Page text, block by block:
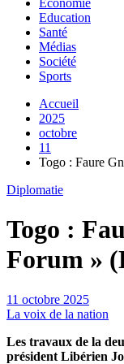
Education
Santé
Médias
Société
Sports
Accueil
2025
octobre
11
Togo : Faure
Diplomatie
Togo :
Forum »
11 octobre 2025
La voix de la nation
Les travaux de la
président Libérien